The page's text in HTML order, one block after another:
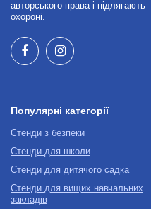
авторського права і підлягають
охороні.
Популярні категорії
Стенди з безпеки
Стенди для школи
Стенди для дитячого садка
Стенди для вищих навчальних
закладів